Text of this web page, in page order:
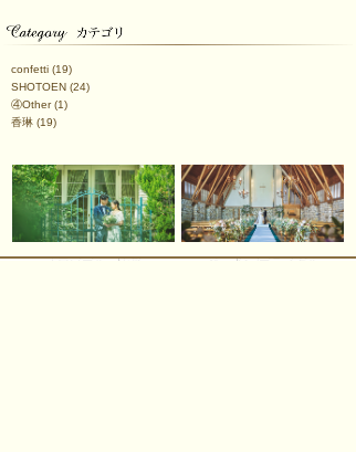
confetti (19)
SHOTOEN (24)
④Other(1)
香琳 (19)
オワゾブルー山形 ジョイン/ブライダル